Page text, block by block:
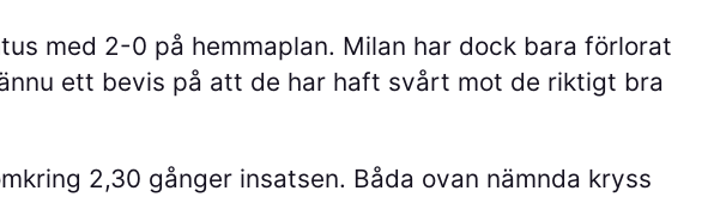
med 2-0 på hemmaplan. Milan har dock bara förlorat
ett bevis på att de har haft svårt mot de riktigt bra
2,30 gånger insatsen. Båda ovan nämnda kryss